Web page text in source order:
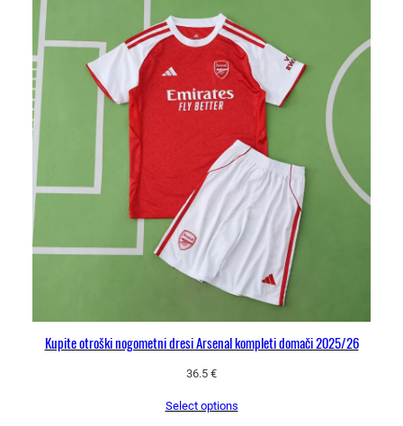
k
o
l
i
č
n
a
Kupite otroški nogometni dresi Arsenal kompleti domači 2025/26
36.5 €
Select options